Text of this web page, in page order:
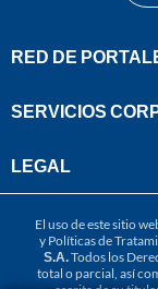
RED DE
SERVICIOS
LEGAL
El uso de este sitio
y Políticas de
S.A.Todos los
total o parcial, así